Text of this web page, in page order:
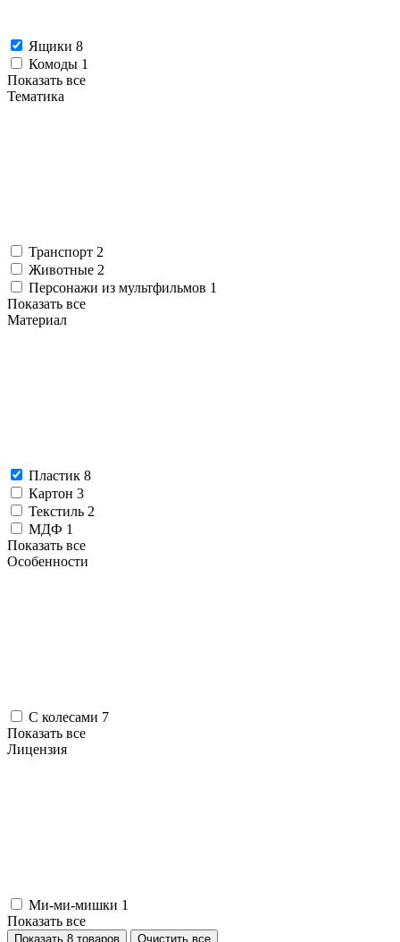
Ящики 8
Комоды 1
Показать все
Тематика
Транспорт 2
Животные 2
Персонажи из мультфильмов 1
Показать все
Материал
Пластик 8
Картон 3
Текстиль 2
МДФ 1
Показать все
Особенности
С колесами 7
Показать все
Лицензия
Ми-ми-мишки 1
Показать все
Показать 8 товаров Очистить все